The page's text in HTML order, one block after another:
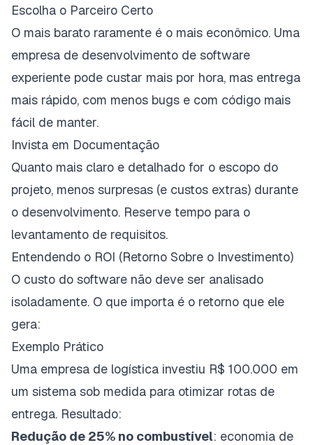
Escolha o Parceiro Certo
O mais barato raramente é o mais econômico. Uma
empresa de desenvolvimento de software
experiente pode custar mais por hora, mas entrega
mais rápido, com menos bugs e com código mais
fácil de manter.
Invista em Documentação
Quanto mais claro e detalhado for o escopo do
projeto, menos surpresas (e custos extras) durante
o desenvolvimento. Reserve tempo para o
levantamento de requisitos.
Entendendo o ROI (Retorno Sobre o Investimento)
O custo do software não deve ser analisado
isoladamente. O que importa é o retorno que ele
gera:
Exemplo Prático
Uma empresa de logística investiu R$ 100.000 em
um sistema sob medida para otimizar rotas de
entrega. Resultado:
Redução de 25% no combustível: economia de